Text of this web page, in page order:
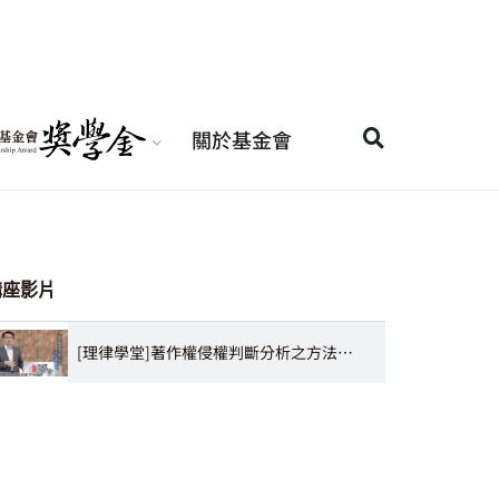
關於基金會
影片
[理律學堂]著作權侵權判斷分析之方法論及挑戰-張哲倫 律師/專利師